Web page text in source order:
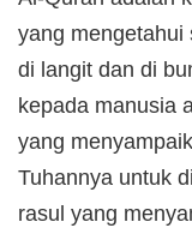
yang mengetahui
di langit dan di
kepada manusia
yang
Tuhannya untuk
rasul yang